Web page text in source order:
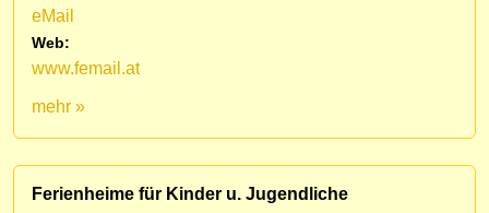
eMail
Web:
www.femail.at
mehr »
Ferienheime für Kinder u. Jugendliche